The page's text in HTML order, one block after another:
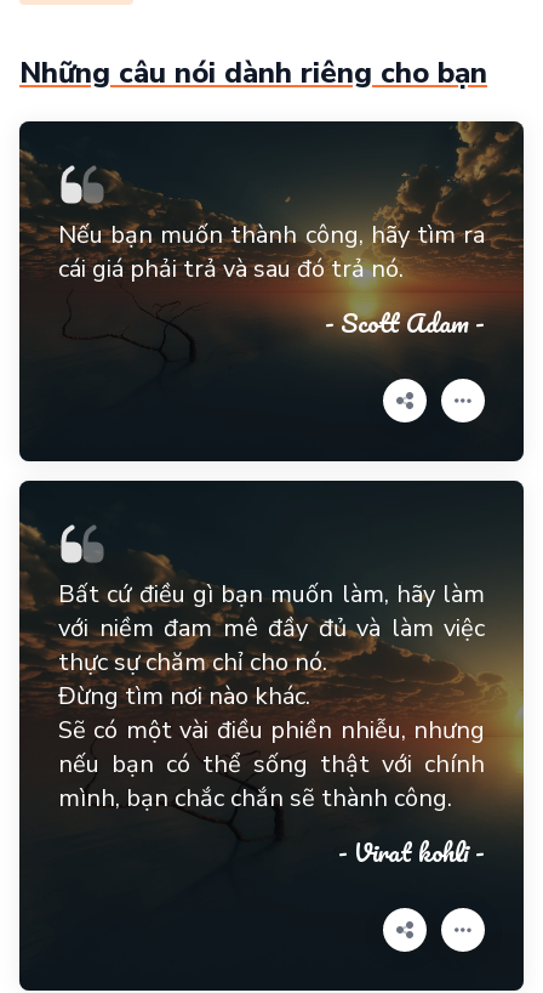
Những câu nói dành riêng cho bạn
Nếu bạn muốn thành công, hãy tìm ra
cái giá phải trả và sau đó trả nó.
- Scott Adam -
Bất cứ điều gì bạn muốn làm, hãy làm
với niềm đam mê đầy đủ và làm việc
thực sự chăm chỉ cho nó.
Đừng tìm nơi nào khác.
Sẽ có một vài điều phiền nhiễu, nhưng
nếu bạn có thể sống thật với chính
mình, bạn chắc chắn sẽ thành công.
- Virat kohli -